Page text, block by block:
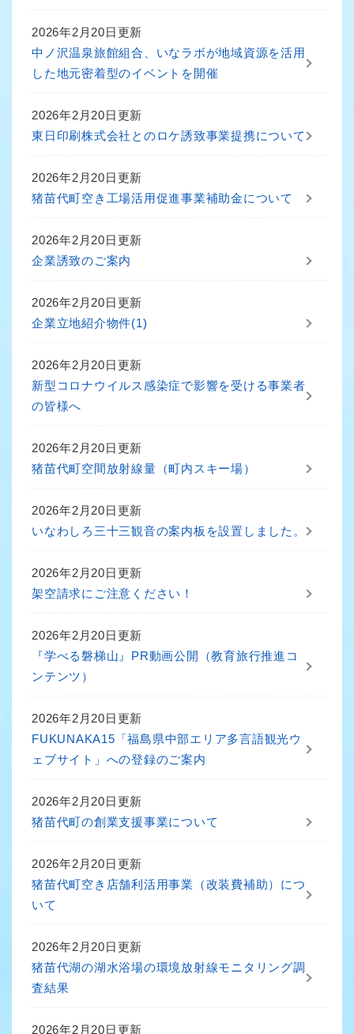
2026年2月20日更新
中ノ沢温泉旅館組合、いなラボが地域資源を活用
した地元密着型のイベントを開催
2026年2月20日更新
東日印刷株式会社とのロケ誘致事業提携について
2026年2月20日更新
猪苗代町空き工場活用促進事業補助金について
2026年2月20日更新
企業誘致のご案内
2026年2月20日更新
企業立地紹介物件(1)
2026年2月20日更新
新型コロナウイルス感染症で影響を受ける事業者
の皆様へ
2026年2月20日更新
猪苗代町空間放射線量（町内スキー場）
2026年2月20日更新
いなわしろ三十三観音の案内板を設置しました。
2026年2月20日更新
架空請求にご注意ください！
2026年2月20日更新
『学べる磐梯山』PR動画公開（教育旅行推進コ
ンテンツ）
2026年2月20日更新
FUKUNAKA15「福島県中部エリア多言語観光ウ
ェブサイト」への登録のご案内
2026年2月20日更新
猪苗代町の創業支援事業について
2026年2月20日更新
猪苗代町空き店舗利活用事業（改装費補助）につ
いて
2026年2月20日更新
猪苗代湖の湖水浴場の環境放射線モニタリング調
査結果
2026年2月20日更新